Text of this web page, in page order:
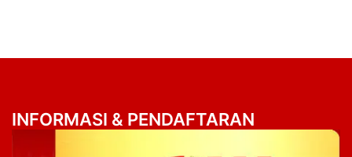
INFORMASI & PENDAFTARAN